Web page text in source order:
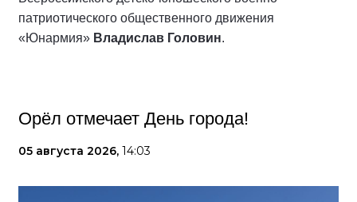
патриотического общественного движения
«Юнармия» Владислав Головин.
Орёл отмечает День города!
05 августа 2026, 14:03